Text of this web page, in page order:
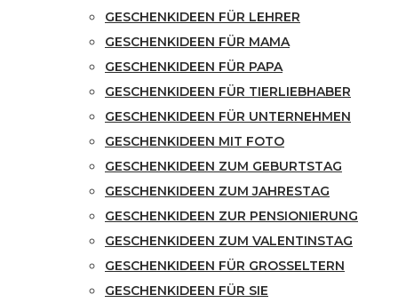
GESCHENKIDEEN FÜR LEHRER
GESCHENKIDEEN FÜR MAMA
GESCHENKIDEEN FÜR PAPA
GESCHENKIDEEN FÜR TIERLIEBHABER
GESCHENKIDEEN FÜR UNTERNEHMEN
GESCHENKIDEEN MIT FOTO
GESCHENKIDEEN ZUM GEBURTSTAG
GESCHENKIDEEN ZUM JAHRESTAG
GESCHENKIDEEN ZUR PENSIONIERUNG
GESCHENKIDEEN ZUM VALENTINSTAG
GESCHENKIDEEN FÜR GROSSELTERN
GESCHENKIDEEN FÜR SIE